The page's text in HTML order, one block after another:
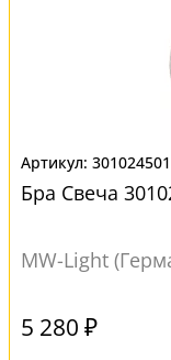
301024501
Бра Свеча
MW-Light
5 280 ₽